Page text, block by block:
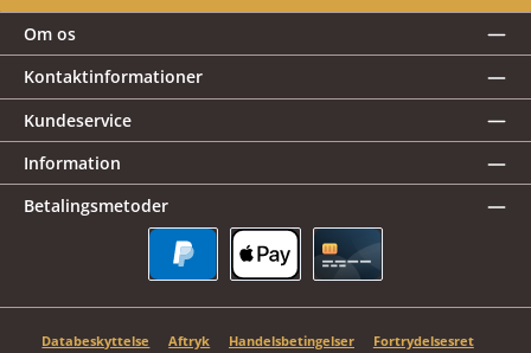
Om os
Kontaktinformationer
Kundeservice
Information
Betalingsmetoder
Databeskyttelse Aftryk Handelsbetingelser
Fortrydelsesret